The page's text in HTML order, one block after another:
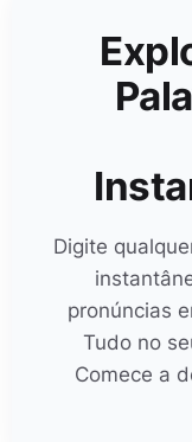
Digite
pronúncias
Tudo no
Comece a